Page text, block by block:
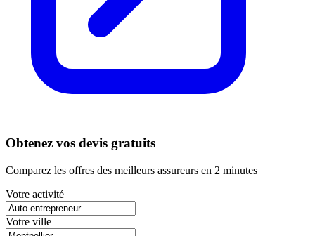
Obtenez vos devis gratuits
Comparez les offres des meilleurs assureurs en 2 minutes
Votre activité
Votre ville